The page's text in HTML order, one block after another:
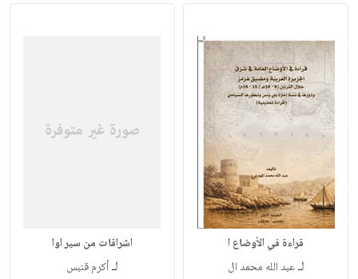
قراءة في الأوضاع ا
لـعبد الله محمد ال
اشراقات من سير اوا
لـأكرم قنبس